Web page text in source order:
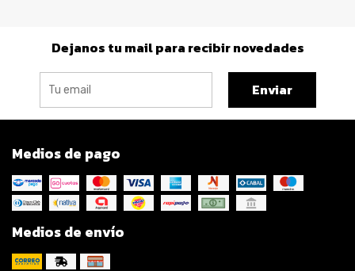
Dejanos tu mail para recibir novedades
Enviar
Medios de pago
Medios de envío